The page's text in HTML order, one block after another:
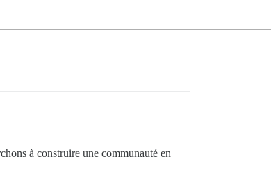
à construire une communauté en